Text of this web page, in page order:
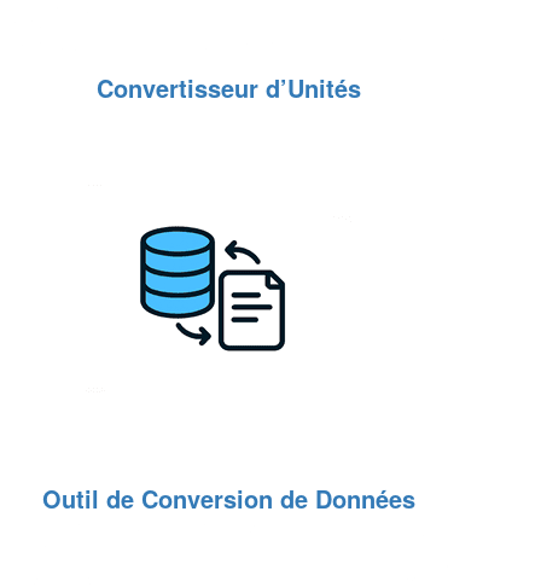
Convertisseur d’Unités
Outil de Conversion de Données